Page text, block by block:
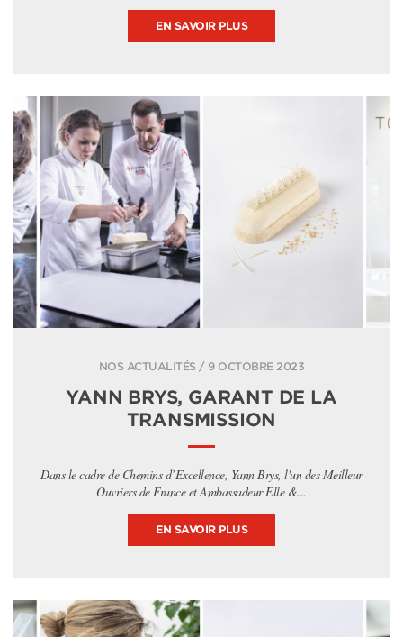
EN SAVOIR PLUS
NOS ACTUALITÉS / 9 OCTOBRE 2023
YANN BRYS, GARANT DE LA
TRANSMISSION
Dans le cadre de Chemins d’Excellence, Yann Brys, l'un des Meilleur
Ouvriers de France et Ambassadeur Elle &...
EN SAVOIR PLUS